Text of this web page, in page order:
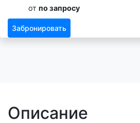
от по запросу
Забронировать
Описание